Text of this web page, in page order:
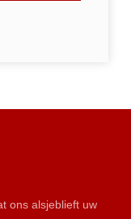
ons alsjeblieft uw